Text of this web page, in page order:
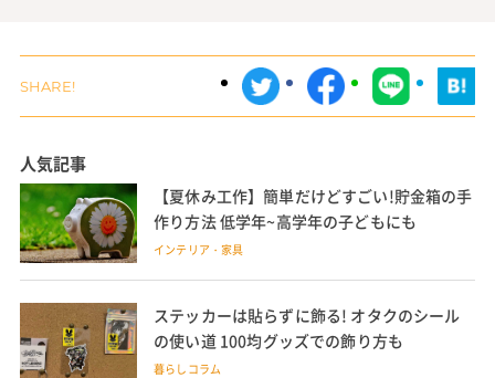
人気記事
【夏休み工作】簡単だけどすごい!貯金箱の手
作り方法 低学年~高学年の子どもにも
インテリア・家具
ステッカーは貼らずに飾る! オタクのシール
の使い道 100均グッズでの飾り方も
暮らしコラム